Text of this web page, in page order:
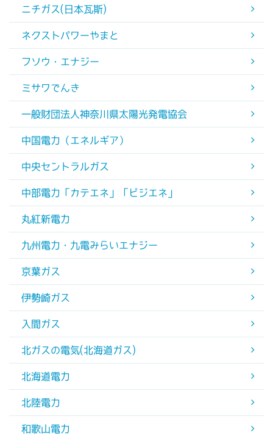
ニチガス(日本瓦斯)
ネクストパワーやまと
フソウ・エナジー
ミサワでんき
一般財団法人神奈川県太陽光発電協会
中国電力（エネルギア）
中央セントラルガス
中部電力「カテエネ」「ビジエネ」
丸紅新電力
九州電力・九電みらいエナジー
京葉ガス
伊勢崎ガス
入間ガス
北ガスの電気(北海道ガス)
北海道電力
北陸電力
和歌山電力